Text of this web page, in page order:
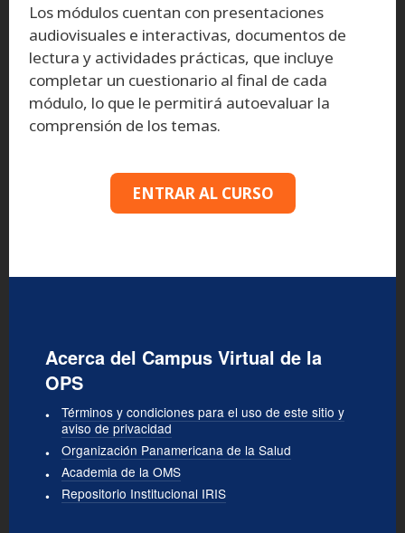
Los módulos cuentan con presentaciones
audiovisuales e interactivas, documentos de
lectura y actividades prácticas, que incluye
completar un cuestionario al final de cada
módulo, lo que le permitirá autoevaluar la
comprensión de los temas.
ENTRAR AL CURSO
Acerca del Campus Virtual de la
OPS
Términos y condiciones para el uso de este sitio y
aviso de privacidad
Organización Panamericana de la Salud
Academia de la OMS
Repositorio Institucional IRIS